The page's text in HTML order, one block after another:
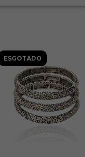
ESGOTADO